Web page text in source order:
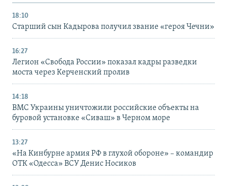
18:10
Старший сын Кадырова получил звание «героя Чечни»
16:27
Легион «Свобода России» показал кадры разведки
моста через Керченский пролив
14:18
ВМС Украины уничтожили российские объекты на
буровой установке «Сиваш» в Черном море
13:27
«На Кинбурне армия РФ в глухой обороне» – командир
ОТК «Одесса» ВСУ Денис Носиков